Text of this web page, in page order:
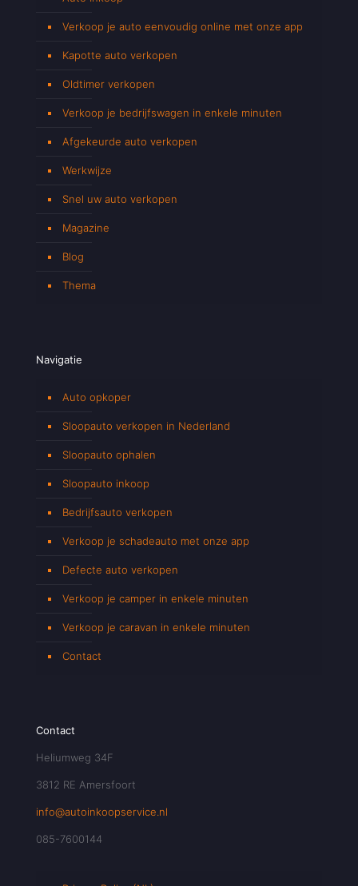
Verkoop je auto eenvoudig online met onze app
Kapotte auto verkopen
Oldtimer verkopen
Verkoop je bedrijfswagen in enkele minuten
Afgekeurde auto verkopen
Werkwijze
Snel uw auto verkopen
Magazine
Blog
Thema
Navigatie
Auto opkoper
Sloopauto verkopen in Nederland
Sloopauto ophalen
Sloopauto inkoop
Bedrijfsauto verkopen
Verkoop je schadeauto met onze app
Defecte auto verkopen
Verkoop je camper in enkele minuten
Verkoop je caravan in enkele minuten
Contact
Contact
Heliumweg 34F
3812 RE Amersfoort
info@autoinkoopservice.nl
085-7600144